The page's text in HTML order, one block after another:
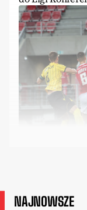
NAJNOWSZE